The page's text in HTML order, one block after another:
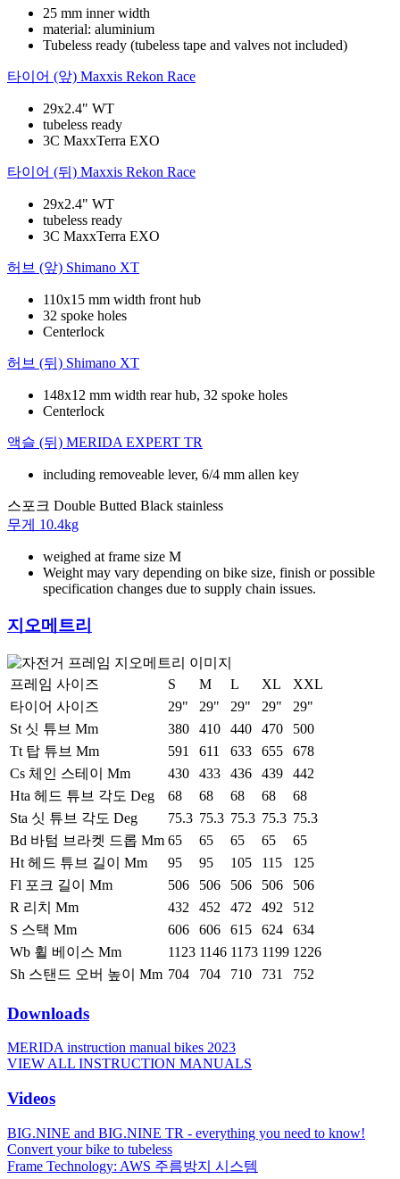
25 mm inner width
material: aluminium
Tubeless ready (tubeless tape and valves not included)
타이어 (앞) Maxxis Rekon Race
29x2.4" WT
tubeless ready
3C MaxxTerra EXO
타이어 (뒤) Maxxis Rekon Race
29x2.4" WT
tubeless ready
3C MaxxTerra EXO
허브 (앞) Shimano XT
110x15 mm width front hub
32 spoke holes
Centerlock
허브 (뒤) Shimano XT
148x12 mm width rear hub, 32 spoke holes
Centerlock
액슬 (뒤) MERIDA EXPERT TR
including removeable lever, 6/4 mm allen key
스포크 Double Butted Black stainless
무게 10.4kg
weighed at frame size M
Weight may vary depending on bike size, finish or possible
specification changes due to supply chain issues.
지오메트리
프레임 사이즈 S M L XL
XXL
타이어 사이즈
29" 29" 29" 29"
29"
St 싯 튜브 Mm
380 410 440 470
500
Tt 탑 튜브 Mm
591 611 633 655
678
Cs 체인 스테이 Mm
430 433 436 439
442
Hta 헤드 튜브 각도 Deg
68 68 68 68
68
Sta 싯 튜브 각도 Deg
75.3 75.3 75.3 75.3 75.3
Bd 바텀 브라켓 드롭 Mm 65 65 65 65
65
Ht 헤드 튜브 길이 Mm
95 95 105 115
125
Fl 포크 길이 Mm
506 506 506 506
506
R 리치 Mm
432 452 472 492
512
S 스택 Mm
606 606 615 624
634
Wb 휠 베이스 Mm
1123 1146 1173 1199 1226
Sh 스탠드 오버 높이 Mm 704 704 710 731 752
Downloads
MERIDA instruction manual bikes 2023
VIEW ALL INSTRUCTION MANUALS
Videos
BIG.NINE and BIG.NINE TR - everything you need to know!
Convert your bike to tubeless
Frame Technology: AWS 주름방지 시스템